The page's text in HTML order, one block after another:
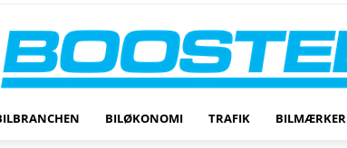
BILØKONOMI TRAFIK BILMÆRKER